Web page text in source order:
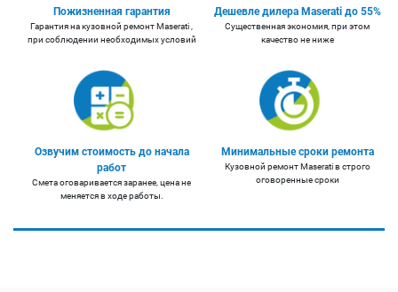
Пожизненная гарантия
Гарантия на кузовной ремонт Maserati ,
при соблюдении необходимых условий
Дешевле дилера Maserati до 55%
Существенная экономия, при этом
качество не ниже
Озвучим стоимость до начала
работ
Смета оговаривается заранее, цена не
меняется в ходе работы.
Минимальные сроки ремонта
Кузовной ремонт Maserati в строго
оговоренные сроки